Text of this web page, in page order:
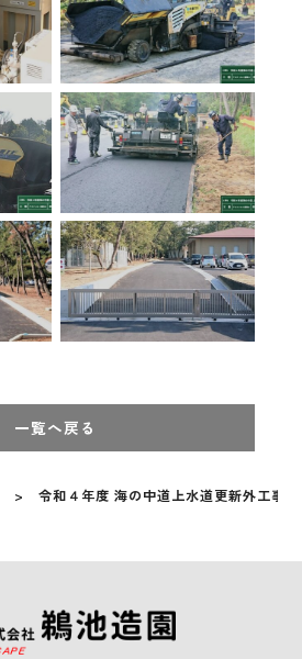
一覧へ戻る
> 令和４年度 海の中道上水道更新外工事